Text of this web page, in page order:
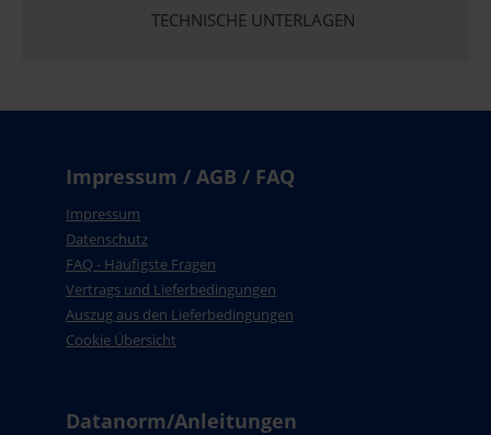
TECHNISCHE UNTERLAGEN
Impressum / AGB / FAQ
Impressum
Datenschutz
FAQ - Häufigste Fragen
Vertrags und Lieferbedingungen
Auszug aus den Lieferbedingungen
Cookie Übersicht
Datanorm/Anleitungen